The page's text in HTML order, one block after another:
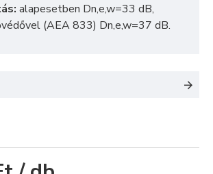
alapesetben Dn,e,w=33 dB,
(AEA 833) Dn,e,w=37 dB.